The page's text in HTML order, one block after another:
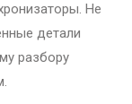
Не
детали
разбору